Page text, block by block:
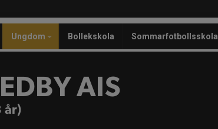
Ungdom Bollekskola Sommarfotbollsskola
AIS
år)